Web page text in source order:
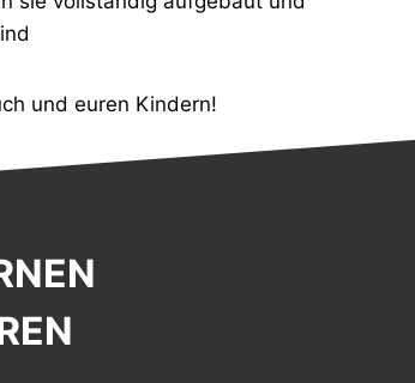
und euren Kindern!